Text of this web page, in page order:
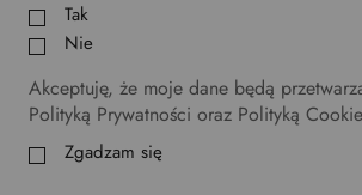
Tak
Nie
Akceptuję, że moje dane będą
Polityką Prywatności oraz Polityką
Zgadzam się